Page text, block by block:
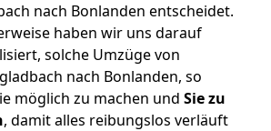
nach Bonlanden entscheidet.
haben wir uns darauf
solche Umzüge von
nach Bonlanden, so
möglich zu machen und Sie zu
, damit alles reibungslos verläuft